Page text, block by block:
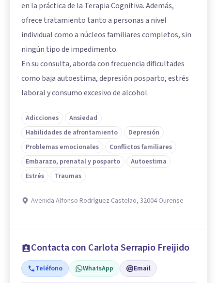
en la práctica de la Terapia Cognitiva. Además,
ofrece tratamiento tanto a personas a nivel
individual como a núcleos familiares completos, sin
ningún tipo de impedimento.
En su consulta, aborda con frecuencia dificultades
como baja autoestima, depresión posparto, estrés
laboral y consumo excesivo de alcohol.
Adicciones
Ansiedad
Habilidades de afrontamiento
Depresión
Problemas emocionales
Conflictos familiares
Embarazo, prenatal y posparto
Autoestima
Estrés
Traumas
Avenida Alfonso Rodríguez Castelao, 32004 Ourense
Contacta con Carlota Serrapio Freijido
Teléfono WhatsApp Email